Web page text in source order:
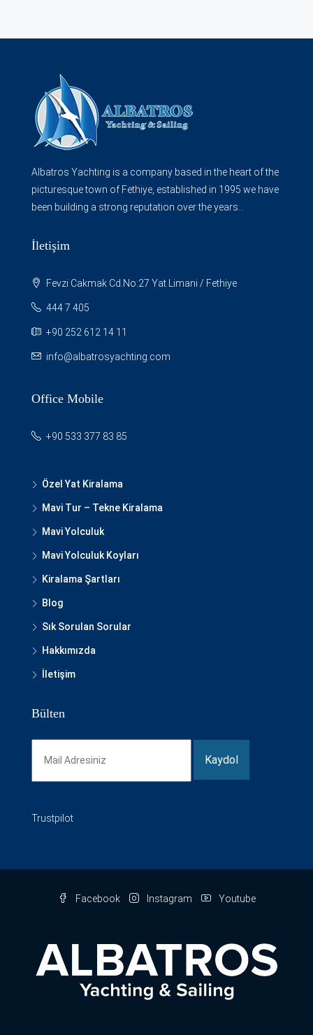
Albatros Yachting is a company based in the heart of the
picturesque town of Fethiye, established in 1995 we have
been building a strong reputation over the years...
İletişim
Fevzi Cakmak Cd.No:27 Yat Limani / Fethiye
444 7 405
+90 252 612 14 11
info@albatrosyachting.com
Office Mobile
+90 533 377 83 85
Özel Yat Kiralama
Mavi Tur – Tekne Kiralama
Mavi Yolculuk
Mavi Yolculuk Koyları
Kiralama Şartları
Blog
Sık Sorulan Sorular
Hakkımızda
İletişim
Bülten
Trustpilot
Facebook Instagram Youtube